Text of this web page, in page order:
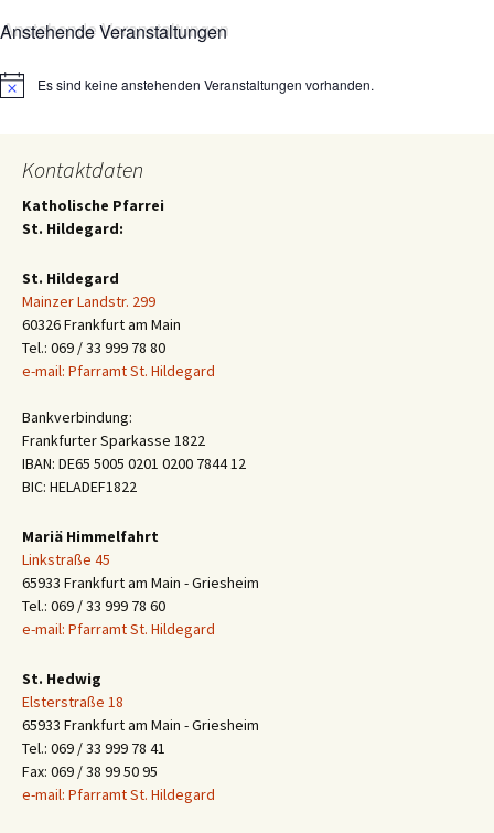
Anstehende Veranstaltungen
HinweisEs sind keine anstehenden Veranstaltungen vorhanden.
Kontaktdaten
Katholische Pfarrei
St. Hildegard:
St. Hildegard
Mainzer Landstr. 299
60326 Frankfurt am Main
Tel.: 069 / 33 999 78 80
e-mail: Pfarramt St. Hildegard
Bankverbindung:
Frankfurter Sparkasse 1822
IBAN: DE65 5005 0201 0200 7844 12
BIC: HELADEF1822
Mariä Himmelfahrt
Linkstraße 45
65933 Frankfurt am Main - Griesheim
Tel.: 069 / 33 999 78 60
e-mail: Pfarramt St. Hildegard
St. Hedwig
Elsterstraße 18
65933 Frankfurt am Main - Griesheim
Tel.: 069 / 33 999 78 41
Fax: 069 / 38 99 50 95
e-mail: Pfarramt St. Hildegard